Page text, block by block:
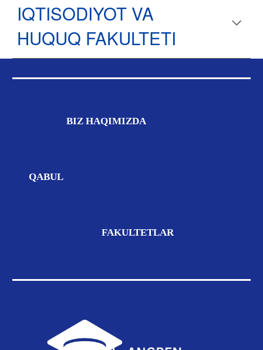
IQTISODIYOT VA
HUQUQ FAKULTETI
BIZ HAQIMIZDA
QABUL
FAKULTETLAR